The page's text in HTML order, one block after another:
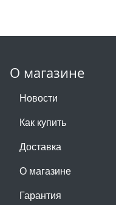
О магазине
Новости
Как купить
Доставка
О магазине
Гарантия